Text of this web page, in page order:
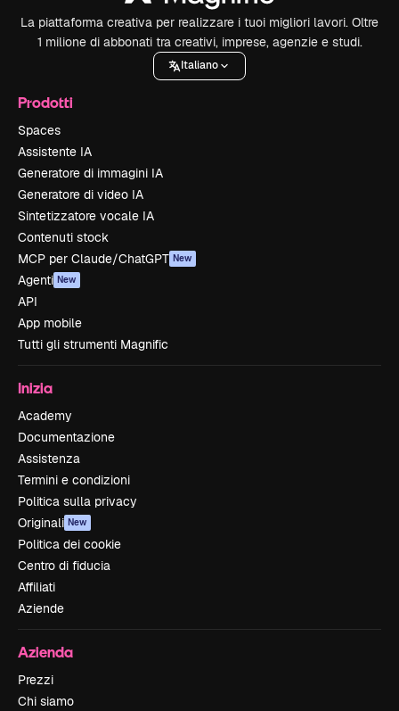
La piattaforma creativa per realizzare i tuoi migliori lavori. Oltre
1 milione di abbonati tra creativi, imprese, agenzie e studi.
Italiano
Prodotti
Spaces
Assistente IA
Generatore di immagini IA
Generatore di video IA
Sintetizzatore vocale IA
Contenuti stock
MCP per Claude/ChatGPT New
Agenti New
API
App mobile
Tutti gli strumenti Magnific
Inizia
Academy
Documentazione
Assistenza
Termini e condizioni
Politica sulla privacy
Originali New
Politica dei cookie
Centro di fiducia
Affiliati
Aziende
Azienda
Prezzi
Chi siamo